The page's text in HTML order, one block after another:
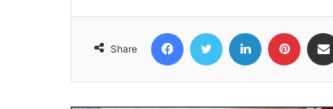
Share